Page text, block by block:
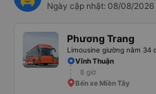
Ngày cập nhật: 08/08/2026
Phương Trang
Limousine giường nằm 34
Vĩnh Thuận
8 giờ
Bến xe Miền Tây